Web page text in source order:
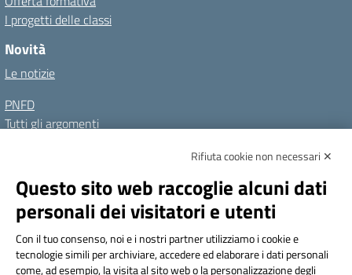
I progetti delle classi
Novità
Le notizie
PNFD
Tutti gli argomenti
Albo online
Dichiarazione di accessibilitàNote legali
Seguici su:
Indirizzo: Via Frattini 11, Torino
Rifiuta cookie non necessari ✕
Questo sito web raccoglie alcuni dati
personali dei visitatori e utenti
Con il tuo consenso, noi e i nostri partner utilizziamo i cookie e
tecnologie simili per archiviare, accedere ed elaborare i dati personali
come, ad esempio, la visita al sito web o la personalizzazione degli